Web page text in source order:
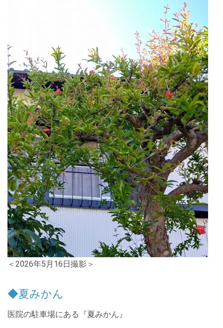
＜2026年5月16日撮影＞
◆夏みかん
医院の駐車場にある『夏みかん』